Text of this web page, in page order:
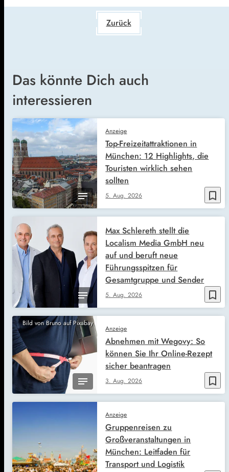
Zurück
Das könnte Dich auch
interessieren
bookmark_border
Anzeige
5. Aug. 2026
Top-Freizeitattraktionen in
München: 12 Highlights, die
Touristen wirklich sehen
sollten
bookmark_border
5. Aug. 2026
Max Schlereth stellt die
Localism Media GmbH neu
auf und beruft neue
Führungsspitzen für
Gesamtgruppe und Sender
Bild von Bruno auf Pixabay
bookmark_border
Anzeige
3. Aug. 2026
Abnehmen mit Wegovy: So
können Sie Ihr Online-Rezept
sicher beantragen
Anzeige
Gruppenreisen zu
Großveranstaltungen in
München: Leitfaden für
Transport und Logistik